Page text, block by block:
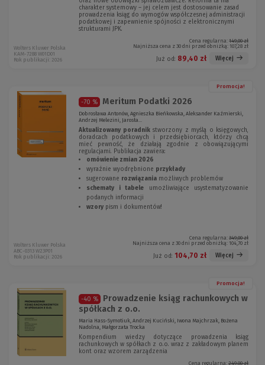
charakter systemowy – jej celem jest dostosowanie zasad
prowadzenia ksiąg do wymogów współczesnej administracji
podatkowej i zapewnienie spójności z elektronicznymi
strukturami JPK.
Cena regularna: 149,00 zł
Najniższa cena z 30 dni przed obniżką: 107,28 zł
Już od: 89,40 zł Więcej
Wolters Kluwer Polska
KAM-7288 W01D01
Rok publikacji: 2026
Promocja!
-70 % Meritum Podatki 2026
Dobrosława Antonów, Agnieszka Bieńkowska, Aleksander Kaźmierski,
Andrzej Melezini, Jarosła...
Aktualizowany poradnikstworzony z myślą o księgowych,
doradcach podatkowych i przedsiębiorcach, którzy chcą
mieć pewność, że działają zgodnie z obowiązującymi
regulacjami. Publikacja zawiera:
omówienie zmian 2026
wyraźnie wyodrębnione przykłady
sugerowane rozwiązania możliwych problemów
schematy i tabele umożliwiające usystematyzowanie
podanych informacji
wzory pism i dokumentów!
Cena regularna: 349,00 zł
Najniższa cena z 30 dni przed obniżką: 104,70 zł
Już od: 104,70 zł Więcej
Wolters Kluwer Polska
ABC-0313 W23P01
Rok publikacji: 2026
Promocja!
-40 %
Prowadzenie ksiąg rachunkowych w
spółkach z o.o.
Maria Hass-Symotiuk, Andrzej Kuciński, Iwona Majchrzak, Bożena
Nadolna, Małgorzata Trocka
Kompendium wiedzy dotyczące prowadzenia ksiąg
rachunkowych w spółkach z o.o. wraz z zakładowym planem
kont oraz wzorem zarządzenia
Cena regularna: 249,00 zł